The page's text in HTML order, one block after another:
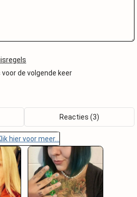
de volgende keer
Reacties (3)